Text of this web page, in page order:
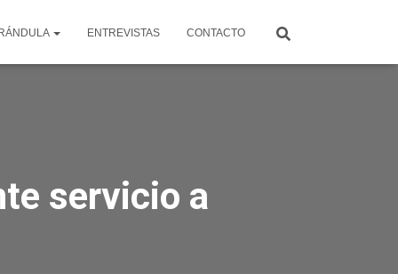
ENTREVISTAS CONTACTO
servicio a